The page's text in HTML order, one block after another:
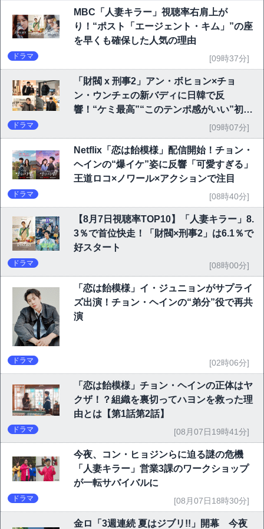
MBC「人妻キラー」視聴率右肩上が
り！“ポスト「エージェント・キム」”の座
を早くも確保した人気の理由
ドラマ [09時37分]
「財閥 x 刑事2」アン・ボヒョン×チョ
ン・ウンチェの新バディに日韓で反
響！“ケミ最高”“このテンポ感がいい”初回
ドラマ [09時07分]
Netflix「恋は飴模様」配信開始！チョン・
ヘインの“爆イケ”姿に反響「可愛すぎる」
王道ロコ×ノワール×アクションで注目
ドラマ [08時40分]
【8月7日視聴率TOP10】「人妻キラー」8.
3％で首位快走！「財閥×刑事2」は6.1％で
好スタート
ドラマ [08時00分]
「恋は飴模様」イ・ジュニョンがサプライ
ズ出演！チョン・ヘインの“弟分”役で再共
演
ドラマ [02時06分]
「恋は飴模様」チョン・ヘインの正体はヤ
クザ！？組織を裏切ってハヨンを救った理
由とは【第1話第2話】
ドラマ [08月07日19時41分]
今夜、コン・ヒョジンらに迫る謎の危機
「人妻キラー」営業3課のワークショップ
が一転サバイバルに
ドラマ [08月07日18時30分]
金ロ「3週連続 夏はジブリ!!」開幕 今夜